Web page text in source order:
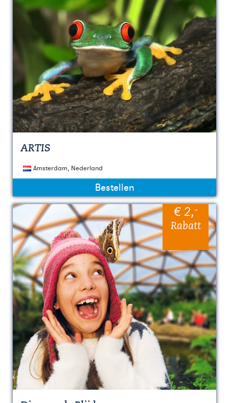
ARTIS
Amsterdam, Nederland
Bestellen
€ 2,-
Rabatt